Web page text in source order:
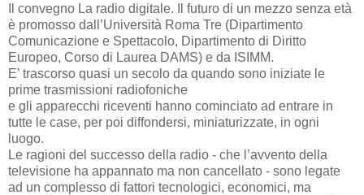
Il convegno La radio digitale. Il futuro di un mezzo senza età
è promosso dall’Università Roma Tre (Dipartimento
Comunicazione e Spettacolo, Dipartimento di Diritto
Europeo, Corso di Laurea DAMS) e da ISIMM.
E’ trascorso quasi un secolo da quando sono iniziate le
prime trasmissioni radiofoniche
e gli apparecchi riceventi hanno cominciato ad entrare in
tutte le case, per poi diffondersi, miniaturizzate, in ogni
luogo.
Le ragioni del successo della radio - che l’avvento della
televisione ha appannato ma non cancellato - sono legate
ad un complesso di fattori tecnologici, economici, ma